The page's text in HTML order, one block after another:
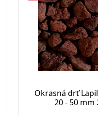
Okrasná drť
20 - 50 mm